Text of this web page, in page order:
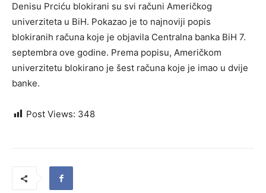
Denisu Prciću blokirani su svi računi Američkog
univerziteta u BiH. Pokazao je to najnoviji popis
blokiranih računa koje je objavila Centralna banka BiH 7.
septembra ove godine. Prema popisu, Američkom
univerzitetu blokirano je šest računa koje je imao u dvije
banke.
Post Views: 348